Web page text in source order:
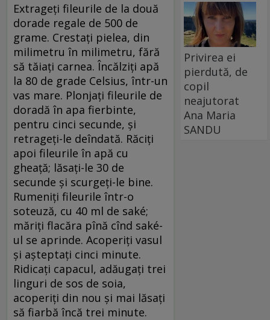
Extrageţi fileurile de la două
dorade regale de 500 de
grame. Crestaţi pielea, din
milimetru în milimetru, fără
să tăiaţi carnea. Încălziţi apă
la 80 de grade Celsius, într-un
vas mare. Plonjaţi fileurile de
doradă în apa fierbinte,
pentru cinci secunde, şi
retrageţi-le deîndată. Răciţi
apoi fileurile în apă cu
gheaţă; lăsaţi-le 30 de
secunde şi scurgeţi-le bine.
Rumeniţi fileurile într-o
soteuză, cu 40 ml de saké;
măriţi flacăra pînă cînd saké-
ul se aprinde. Acoperiţi vasul
şi aşteptaţi cinci minute.
Ridicaţi capacul, adăugaţi trei
linguri de sos de soia,
acoperiţi din nou şi mai lăsaţi
să fiarbă încă trei minute.
Privirea ei
pierdută, de
copil
neajutorat
Ana Maria
SANDU